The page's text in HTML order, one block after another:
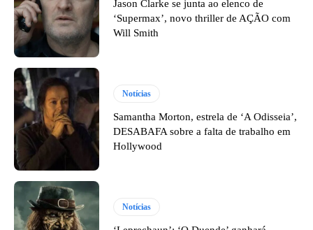
Jason Clarke se junta ao elenco de
‘Supermax’, novo thriller de AÇÃO com
Will Smith
Notícias
Samantha Morton, estrela de ‘A Odisseia’,
DESABAFA sobre a falta de trabalho em
Hollywood
Notícias